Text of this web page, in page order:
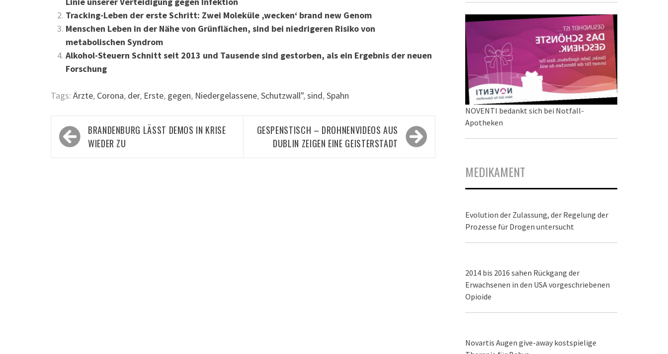
Tracking-Leben der erste Schritt: Zwei Moleküle ‚wecken‘ brand new Genom
Menschen Leben in der Nähe von Grünflächen, sind bei niedrigeren Risiko von
metabolischen Syndrom
Alkohol-Steuern Schnitt seit 2013 und Tausende sind gestorben, als ein Ergebnis der neuen
Forschung
Tags: Ärzte, Corona, der, Erste, gegen, Niedergelassene,Schutzwall",sind,Spahn
Beitragsnavigation
BRANDENBURG LÄSST DEMOS IN KRISE
WIEDER ZU
GESPENSTISCH – DROHNENVIDEOS AUS
DUBLIN ZEIGEN EINE GEISTERSTADT
NOVENTI bedankt sich bei Notfall-
Apotheken
MEDIKAMENT
Evolution der Zulassung, der Regelung der
Prozesse für Drogen untersucht
2014 bis 2016 sahen Rückgang der
Erwachsenen in den USA vorgeschriebenen
Opioide
Novartis Augen give-away kostspielige